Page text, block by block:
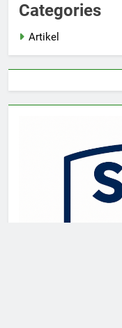
Categories
Artikel